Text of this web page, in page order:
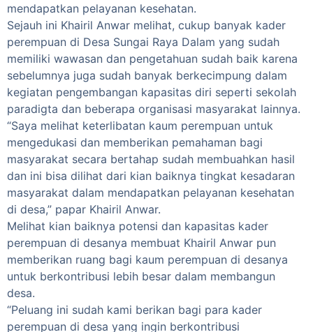
mendapatkan pelayanan kesehatan.
Sejauh ini Khairil Anwar melihat, cukup banyak kader
perempuan di Desa Sungai Raya Dalam yang sudah
memiliki wawasan dan pengetahuan sudah baik karena
sebelumnya juga sudah banyak berkecimpung dalam
kegiatan pengembangan kapasitas diri seperti sekolah
paradigta dan beberapa organisasi masyarakat lainnya.
“Saya melihat keterlibatan kaum perempuan untuk
mengedukasi dan memberikan pemahaman bagi
masyarakat secara bertahap sudah membuahkan hasil
dan ini bisa dilihat dari kian baiknya tingkat kesadaran
masyarakat dalam mendapatkan pelayanan kesehatan
di desa,” papar Khairil Anwar.
Melihat kian baiknya potensi dan kapasitas kader
perempuan di desanya membuat Khairil Anwar pun
memberikan ruang bagi kaum perempuan di desanya
untuk berkontribusi lebih besar dalam membangun
desa.
“Peluang ini sudah kami berikan bagi para kader
perempuan di desa yang ingin berkontribusi